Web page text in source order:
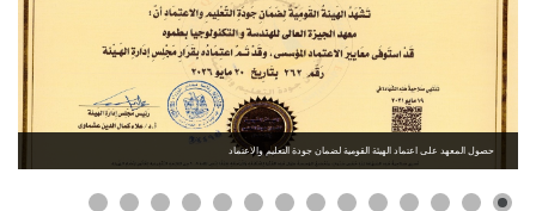
حصول المعهد على اعتماد الهيئة القومية لضمان جودة التعليم والاعتماد